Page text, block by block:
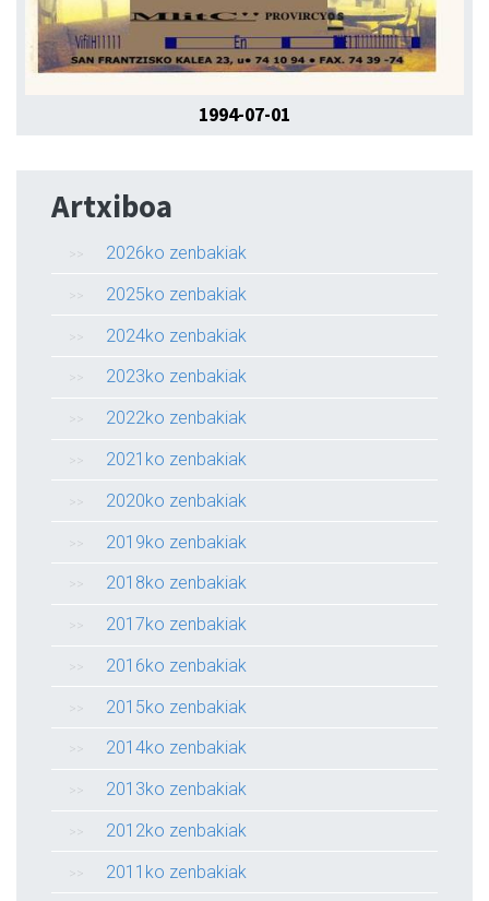
1994-07-01
Artxiboa
2026ko zenbakiak
2025ko zenbakiak
2024ko zenbakiak
2023ko zenbakiak
2022ko zenbakiak
2021ko zenbakiak
2020ko zenbakiak
2019ko zenbakiak
2018ko zenbakiak
2017ko zenbakiak
2016ko zenbakiak
2015ko zenbakiak
2014ko zenbakiak
2013ko zenbakiak
2012ko zenbakiak
2011ko zenbakiak